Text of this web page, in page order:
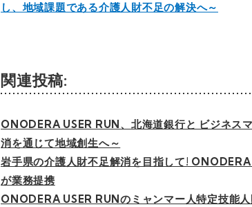
し、地域課題である介護人財不足の解決へ～
関連投稿:
ONODERA USER RUN、北海道銀行と ビジネス
消を通じて地域創生へ～
岩手県の介護人財不足解消を目指して!
が業務提携
ONODERA USER RUNのミャンマー人特定技能